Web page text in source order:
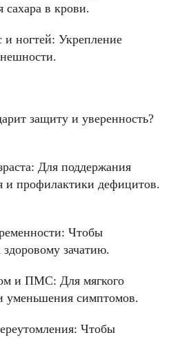
сахара в крови.
и ногтей: Укрепление
защиту и уверенность?
Для поддержания
и профилактики дефицитов.
Чтобы
здоровому зачатию.
и ПМС: Для мягкого
уменьшения симптомов.
Чтобы